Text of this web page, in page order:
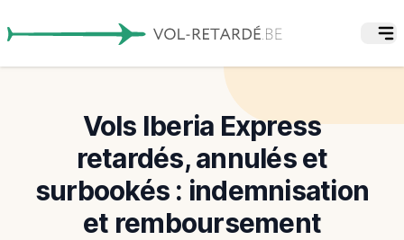
Vols Iberia Express
retardés, annulés et
surbookés : indemnisation
et remboursement